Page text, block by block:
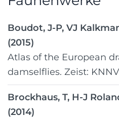
Boudot, J-P, VJ
(2015)
Atlas of the European
damselflies. Zeist:
Brockhaus, T, H-J
(2014)